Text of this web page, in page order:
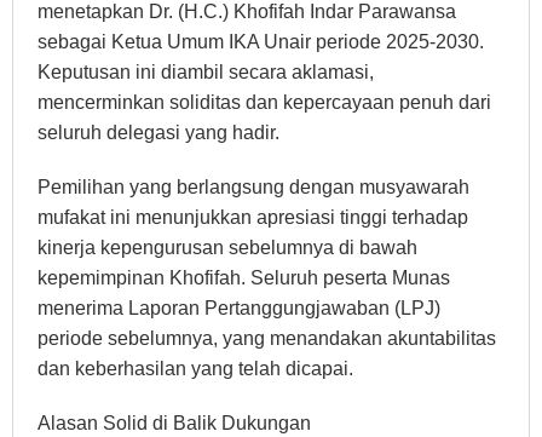
menetapkan Dr. (H.C.) Khofifah Indar Parawansa
sebagai Ketua Umum IKA Unair periode 2025-2030.
Keputusan ini diambil secara aklamasi,
mencerminkan soliditas dan kepercayaan penuh dari
seluruh delegasi yang hadir.
Pemilihan yang berlangsung dengan musyawarah
mufakat ini menunjukkan apresiasi tinggi terhadap
kinerja kepengurusan sebelumnya di bawah
kepemimpinan Khofifah. Seluruh peserta Munas
menerima Laporan Pertanggungjawaban (LPJ)
periode sebelumnya, yang menandakan akuntabilitas
dan keberhasilan yang telah dicapai.
Alasan Solid di Balik Dukungan